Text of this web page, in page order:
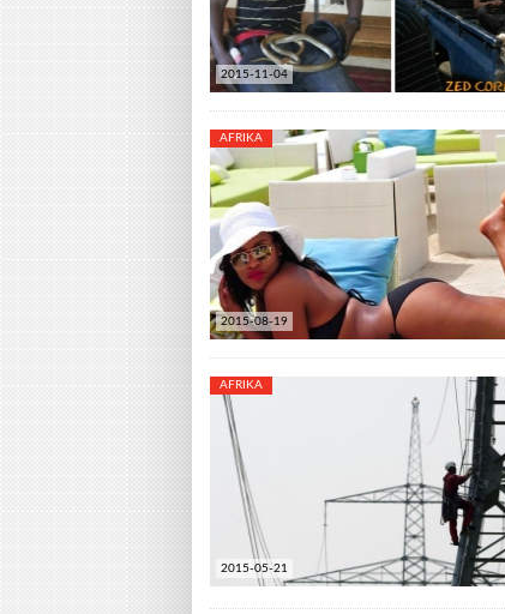
2015-11-04
2015-08-19
AFRIKA
2015-05-21
AFRIKA